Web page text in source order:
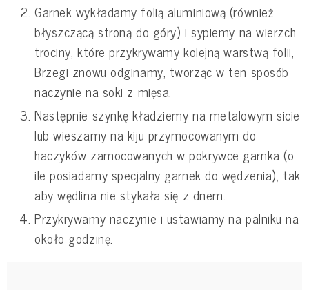
Garnek wykładamy folią aluminiową (również
błyszczącą stroną do góry) i sypiemy na wierzch
trociny, które przykrywamy kolejną warstwą folii,
Brzegi znowu odginamy, tworząc w ten sposób
naczynie na soki z mięsa.
Następnie szynkę kładziemy na metalowym sicie
lub wieszamy na kiju przymocowanym do
haczyków zamocowanych w pokrywce garnka (o
ile posiadamy specjalny garnek do wędzenia), tak
aby wędlina nie stykała się z dnem.
Przykrywamy naczynie i ustawiamy na palniku na
około godzinę.